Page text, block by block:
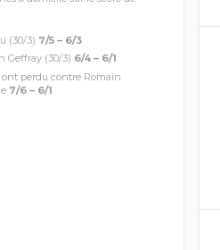
(30/3) 7/5 – 6/3
Geffray (30/3) 6/4 – 6/1
perdu contre Romain
7/6 – 6/1